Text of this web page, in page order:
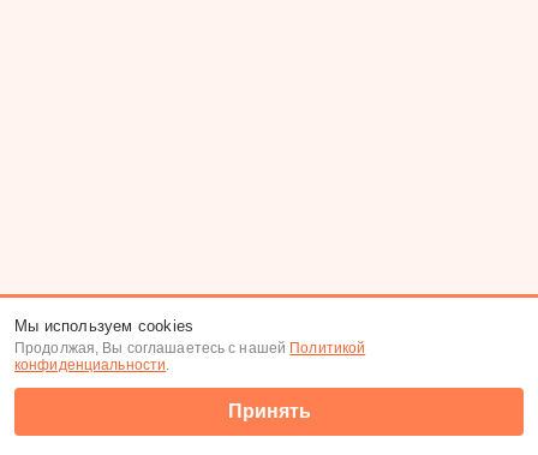
Мы используем cookies
Продолжая, Вы соглашаетесь с нашей Политикой
конфиденциальности.
Принять